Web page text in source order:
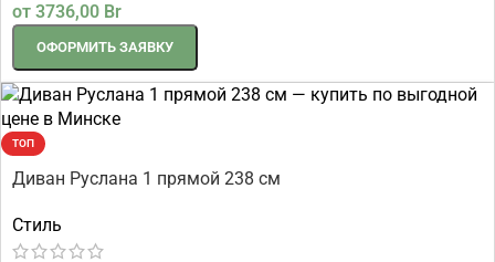
от 3736,00 Br
ОФОРМИТЬ ЗАЯВКУ
ТОП
Диван Руслана 1 прямой 238 см
Стиль